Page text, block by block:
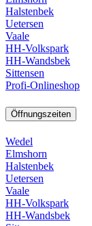
Halstenbek
Uetersen
Vaale
HH-Volkspark
HH-Wandsbek
Sittensen
Profi-Onlineshop
Öffnungszeiten
Wedel
Elmshorn
Halstenbek
Uetersen
Vaale
HH-Volkspark
HH-Wandsbek